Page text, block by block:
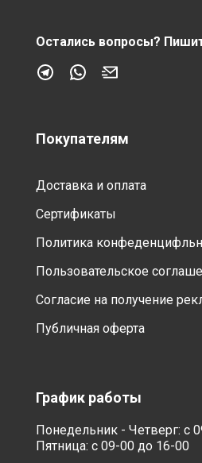
Остались вопросы?
Покупателям
Доставка и оплата
Сертификаты
Политика
Пользовательское
Согласие на получение
Публичная оферта
График работы
Понедельник - Четверг: с
Пятница: с 09-00 до 16-00